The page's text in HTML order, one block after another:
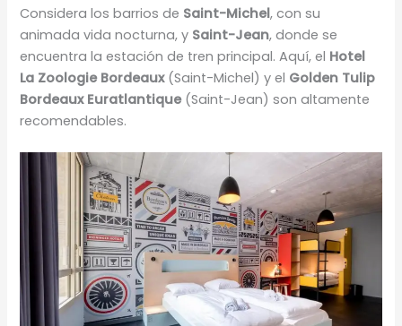
Considera los barrios de Saint-Michel, con su
animada vida nocturna, y Saint-Jean, donde se
encuentra la estación de tren principal. Aquí, el Hotel
La Zoologie Bordeaux(Saint-Michel) y el Golden Tulip
Bordeaux Euratlantique(Saint-Jean) son altamente
recomendables.